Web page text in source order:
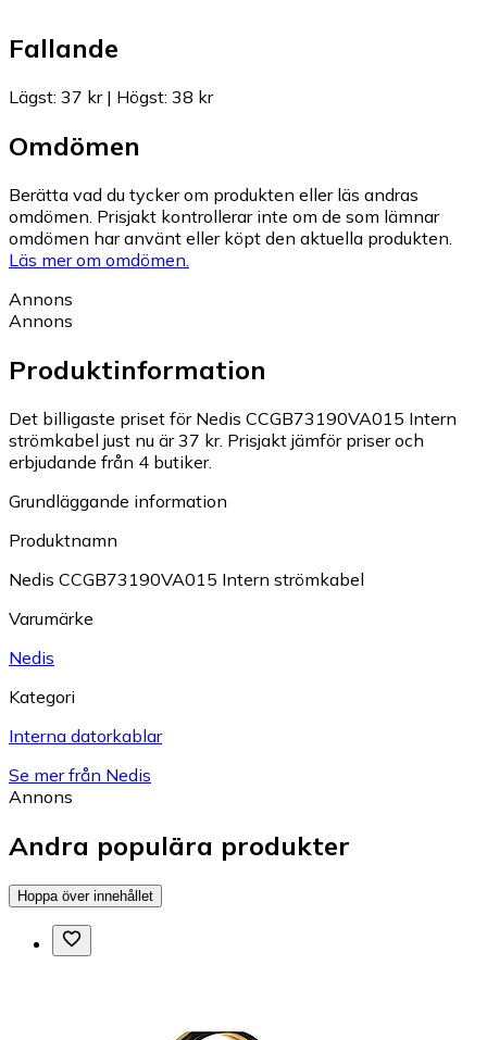
Fallande
Lägst: 37 kr| Högst: 38 kr
Omdömen
Berätta vad du tycker om produkten eller läs andras
omdömen. Prisjakt kontrollerar inte om de som lämnar
omdömen har använt eller köpt den aktuella produkten.
Läs mer om omdömen.
Annons
Annons
Produktinformation
Det billigaste priset för Nedis CCGB73190VA015 Intern
strömkabel just nu är 37 kr. Prisjakt jämför priser och
erbjudande från 4 butiker.
Grundläggande information
Produktnamn
Nedis CCGB73190VA015 Intern strömkabel
Varumärke
Nedis
Kategori
Interna datorkablar
Se mer från Nedis
Annons
Andra populära produkter
Hoppa över innehållet